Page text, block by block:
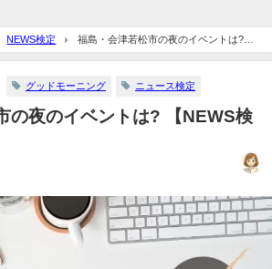
NEWS検定
福島・会津若松市の夜のイベントは?
グッドモーニング ニュース検定
の夜のイベントは? 【NEWS検